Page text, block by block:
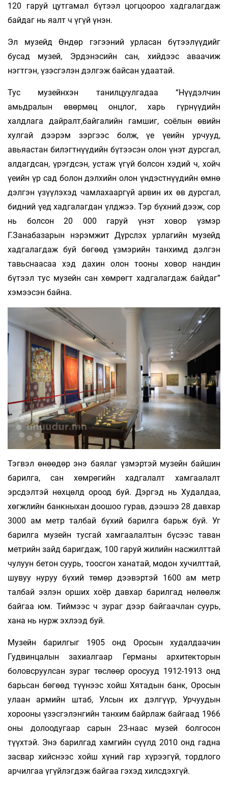
120 гаруй цутгамал бүтээл цогцоороо хадгалагдаж
байдаг нь яалт ч үгүй үнэн.
Эл музейд Өндөр гэгээний урласан бүтээлүүдийг
бусад музей, Эрдэнэсийн сан, хийдээс аваа­чиж
нэгтгэн, үзэсгэлэн дэлгэж байсан удаатай.
Тус музейнхэн танилцуулгадаа “Нүүдэлчин
амьдралын өвөрмөц онцлог, харь гүрнүүдийн
халдлага дайралт,байгалийн гамшиг, соёлын өвийн
хулгай дээрэм зэргээс болж, үе үеийн урчууд,
авьяастан билэгтнүүдийн бүтээсэн олон үнэт дурсгал,
алдагдсан, үрэгдсэн, устаж үгүй болсон хэдий ч, хойч
үеийн үр сад болон дэлхийн олон үндэстнүүдийн өмнө
дэлгэн үзүүлэхэд чамлахааргүй арвин их өв дурсгал,
бидний үед хадгалагдан үлджээ. Тэр бүхний дээж, сор
нь болсон 20 000 гаруй үнэт ховор үзмэр
Г.Занабазарын нэрэмжит Дүрслэх урлагийн музейд
хадгалагдаж буй бөгөөд үз­мэрийн танхимд дэлгэн
тавьснаасаа хэд дахин олон тооны ховор нандин
бүтээл тус музейн сан хөм­рөгт хадгалагдаж байдаг”
хэмээсэн байна.
Тэгвэл өнөөдөр энэ баялаг үзмэртэй музейн байшин
барилга, сан хөмрөгийн хадгалалт хамгаалалт
эрсдэлтэй нөхцөлд ороод буй. Дэргэд нь Худалдаа,
хөгжлийн банкныхан доошоо гурав, дээшээ 28 давхар
3000 ам метр талбай бүхий барилга барьж буй. Уг
барилга музейн тусгай хамгаалалтын бүсээс таван
метрийн зайд баригдаж, 100 гаруй жилийн насжилттай
чулуун бетон суурь, тоосгон ханатай, модон хучилттай,
шувуу нуруу бүхий төмөр дээвэртэй 1600 ам метр
талбай эзлэн орших хоёр давхар ба­рилгад нөлөөлж
байгаа юм. Тиймээс ч зураг дээр байгаачлан суурь,
хана нь нурж эхлээд буй.
Музейн барилгыг 1905 онд Оросын худалдаа­чин
Гудвинцалын захиалгаар Германы архитекторын
боловсруулсан зураг төслөөр оросууд 1912-1913 онд
барьсан бөгөөд түүнээс хойш Хятадын банк, Оросын
улаан армийн штаб, Улсын их дэлгүүр, Урчуудын
хорооны үзэсгэлэнгийн танхим байрлаж байгаад 1966
оны долоодугаар сарын 23-наас музей болгосон
түүхтэй. Энэ барилгад хамгийн сүүлд 2010 онд гадна
засвар хийснээс хойш хүний гар хүрээгүй, тордлого
арчилгаа үгүйлэгдэж байгаа гэхэд хилсдэхгүй.